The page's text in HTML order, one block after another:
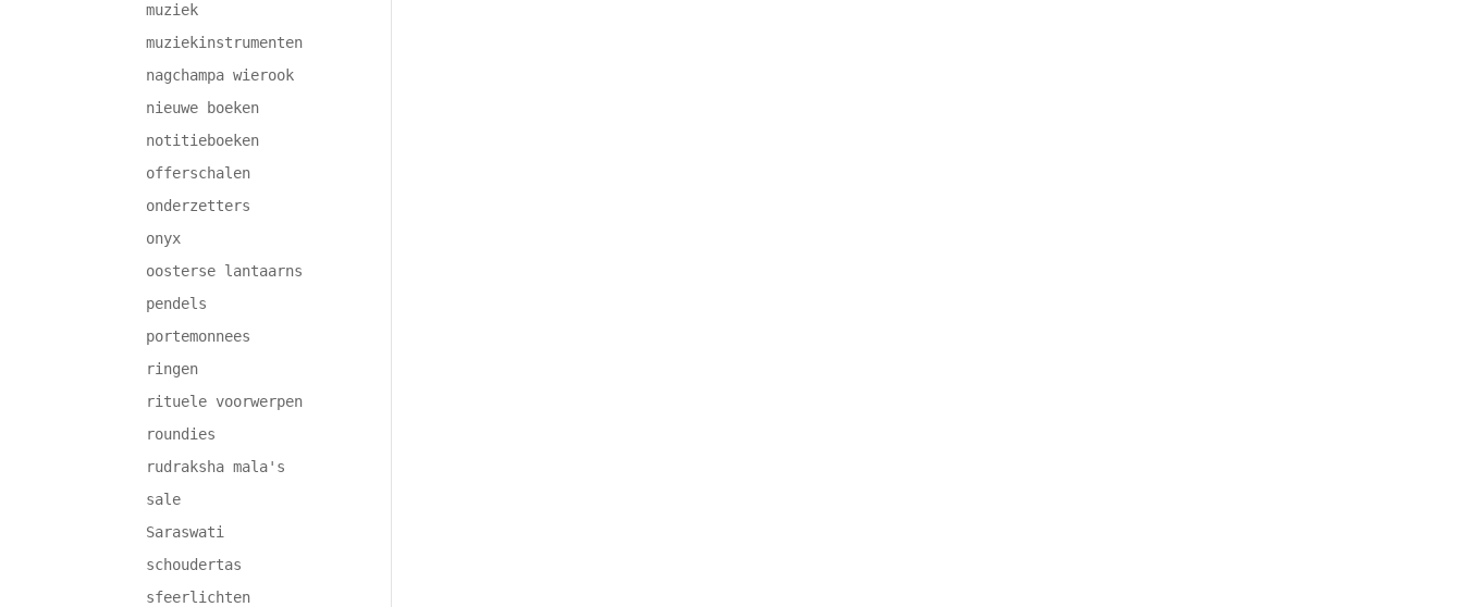
muziek
muziekinstrumenten
nagchampa wierook
nieuwe boeken
notitieboeken
offerschalen
onderzetters
onyx
oosterse lantaarns
pendels
portemonnees
ringen
rituele voorwerpen
roundies
rudraksha mala's
sale
Saraswati
schoudertas
sfeerlichten